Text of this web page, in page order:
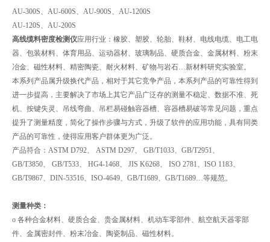
AU-300S、AU-600S、AU-900S、AU-1200S
AU-120S、AU-200S
高线缆料密度检测仪应用行业：橡胶、塑胶、轮胎、鞋材、电线电缆、电工电
器、包装材料、体育用品、运动器材、玻璃制品、硬质合金、金属材料、粉末
冶金、磁性材料、精密陶瓷、耐火材料、矿物与岩石…新材料研究实验室。
本系列产品属升级换代产品，相对于其它竞争产品，本系列产品的可靠性得到
进一步提高，主要解决了市场上其它产品广泛存的测量不稳定、数据不准、死
机、按键失灵、吊线弯曲、吊栏易碰触容器槽、容器槽易破等常见问题，重点
提升了测量精度，简化了操作步骤与方式，升级了软件的应用功能，具有同类
产品的可靠性，使得应用客户群体更为广泛。
产品符合：ASTM D792、 ASTM D297、 GB/T1033、GB/T2951、
GB/T3850、 GB/T533、 HG4-1468、 JIS K6268、 ISO 2781、ISO 1183、
GB/T9867、DIN-53516、ISO-4649、GB/T1689、GB/T1689…等规范。
测量种类：
o 各种合金材料、硬质合金、贵金属材料、机动车零部件、航空航天器零部
件、金属密封件、粉末冶金、陶瓷制品、磁性材料。